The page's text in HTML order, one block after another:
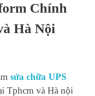
Chính
Hà Nội
sửa chữa UPS
Tphcm và Hà nội